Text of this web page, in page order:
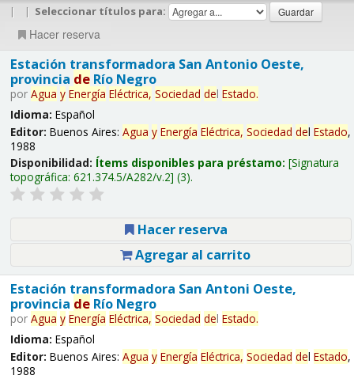
| | Seleccionar títulos para:
Hacer reserva
Estación transformadora San Antonio Oeste,
provincia deRío Negro
por Agua y Energía Eléctrica, Sociedad del Estado.
Idioma: Español
Editor: Buenos Aires: Agua y Energía Eléctrica, Sociedad del Estado,
1988
Disponibilidad: Ítems disponibles para préstamo: Signatura
topográfica: 621.374.5/A282/v.2 (3).
Hacer reserva
Agregar al carrito
Estación transformadora San Antoni Oeste,
provincia deRío Negro
por Agua y Energía Eléctrica, Sociedad del Estado.
Idioma: Español
Editor: Buenos Aires: Agua y Energía Eléctrica, Sociedad del Estado,
1988